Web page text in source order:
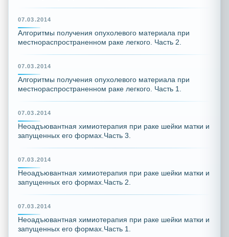
07.03.2014
Алгоритмы получения опухолевого материала при
местнораспространенном раке легкого. Часть 2.
07.03.2014
Алгоритмы получения опухолевого материала при
местнораспространенном раке легкого. Часть 1.
07.03.2014
Неоадъювантная химиотерапия при раке шейки матки и
запущенных его формах.Часть 3.
07.03.2014
Неоадъювантная химиотерапия при раке шейки матки и
запущенных его формах.Часть 2.
07.03.2014
Неоадъювантная химиотерапия при раке шейки матки и
запущенных его формах.Часть 1.